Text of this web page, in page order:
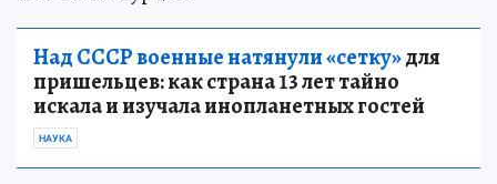
Над СССР военные натянули «сетку»для
пришельцев: как страна 13 лет тайно
искала и изучала инопланетных гостей
НАУКА